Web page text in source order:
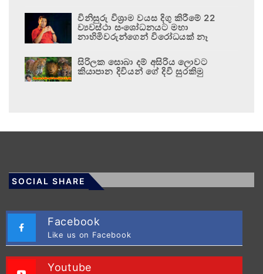
විනිසුරු විශ්‍රාම වයස දිගු කිරීමේ 22
ව්‍යවස්ථා සංශෝධනයට මහා
නාහිමිවරුන්ගෙන් විරෝධයක් නෑ
සිරිලක සොබා දම් අසිරිය ලොවට
කියාපාන දිවියන් ගේ දිවි සුරකිමු
SOCIAL SHARE
Facebook
Like us on Facebook
Youtube